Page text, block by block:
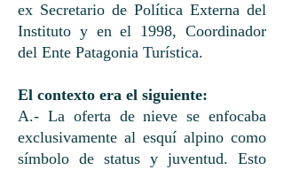
ex Secretario de Política Externa del
Instituto y en el 1998, Coordinador
del Ente Patagonia Turística.
El contexto era el siguiente:
A.- La oferta de nieve se enfocaba
exclusivamente al esquí alpino como
símbolo de status y juventud. Esto